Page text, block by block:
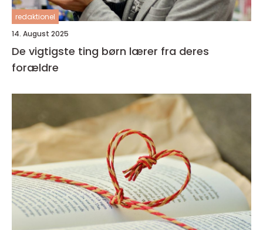
redaktionel
14. August 2025
De vigtigste ting børn lærer fra deres
forældre